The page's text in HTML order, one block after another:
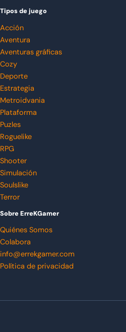
Tipos de juego
Acción
Aventura
Aventuras gráficas
Cozy
Deporte
Estrategia
Metroidvania
Plataforma
Puzles
Roguelike
RPG
Shooter
Simulación
Soulslike
Terror
Sobre ErreKGamer
Quiénes Somos
Colabora
info@errekgamer.com
Política de privacidad